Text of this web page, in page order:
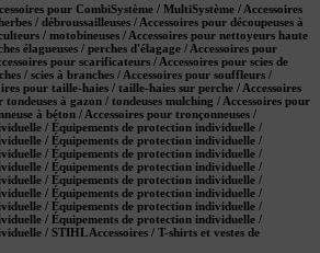
pour CombiSystème / MultiSystème / Accessoires
/ débroussailleuses / Accessoires pour découpeuses à
/ motobineuses / Accessoires pour nettoyeurs haute
élagueuses / perches d'élagage / Accessoires pour
pour scarificateurs / Accessoires pour scies de
/ scies à branches / Accessoires pour souffleurs /
pour taille-haies / taille-haies sur perche / Accessoires
à gazon / tondeuses mulching / Accessoires pour
à béton / Accessoires pour tronçonneuses /
/ Équipements de protection individuelle /
/ Équipements de protection individuelle /
/ Équipements de protection individuelle /
/ Équipements de protection individuelle /
/ Équipements de protection individuelle /
/ Équipements de protection individuelle /
/ Équipements de protection individuelle /
/ Équipements de protection individuelle /
/ STIHL Accessoires / T-shirts et vestes de